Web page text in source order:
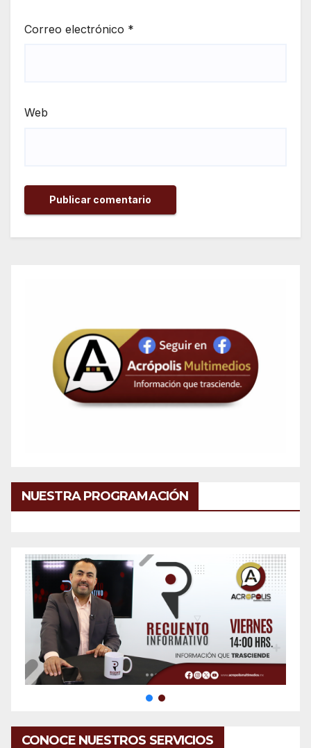
Correo electrónico *
Web
NUESTRA PROGRAMACIÓN
CONOCE NUESTROS SERVICIOS